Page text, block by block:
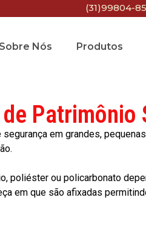
(31)99804-
Sobre Nós Produtos
Patrimônio
em grandes,
poliéster ou policarbonato
em que são afixadas